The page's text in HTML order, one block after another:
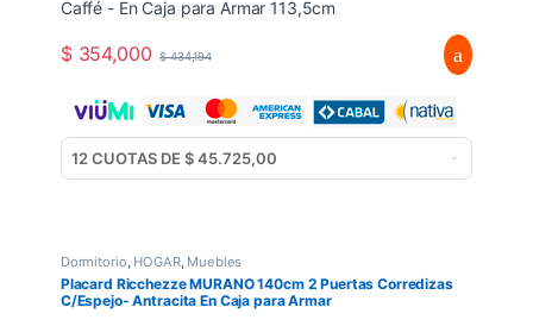
$354,000 $434,194
Dormitorio, HOGAR, Muebles
Placard Ricchezze MURANO 140cm 2 Puertas Corredizas
C/Espejo- Antracita En Caja para Armar